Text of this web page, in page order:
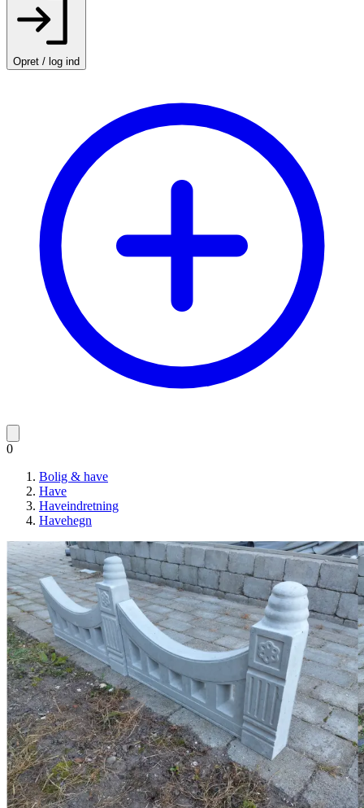
Opret / log ind
0
Bolig & have
Have
Haveindretning
Havehegn